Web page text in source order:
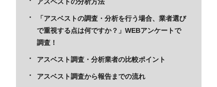
「アスベストの調査・分析を行う場合、業者選び
で重視する点は何ですか？」WEBアンケートで
調査！
アスベスト調査・分析業者の比較ポイント
アスベスト調査から報告までの流れ